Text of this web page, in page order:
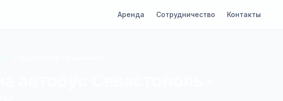
Аренда Сотрудничество Контакты